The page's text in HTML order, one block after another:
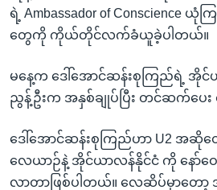
ကျော်
ရန်
ရဲ့ Ambassador of Conscience
တွေကို ကိုယ်တိုင်လက်ခံယူခဲ့ပါတယ်။
မနေ့က ဒေါ်အောင်ဆန်းစုကြည်ရဲ့ အို
ညွန့်ဦးက အနှစ်ချုပ်ပြီး တင်ဆက်ပေး
ဒေါ်အောင်ဆန်းစုကြည်ဟာ U2 အဆို
လေယာဉ်နဲ့ အိုင်ယာလန်နိုင်ငံ ကို နော်ဝ
လာတာဖြစ်ပါတယ်။ လေဆိပ်မှာတော့ အ